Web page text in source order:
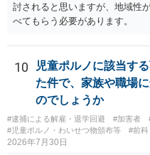
討されると思いますが、地域性
べてもらう必要があります。
10
児童ポルノに該当す
た件で、家族や職場
のでしょうか
#逮捕による解雇・退学回避 #加害者
#児童ポルノ・わいせつ物頒布等
#前科
2026年7月30日